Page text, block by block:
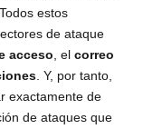
estos
de ataque
acceso , elcorreo
. Y, por tanto,
exactamente de
de ataques que